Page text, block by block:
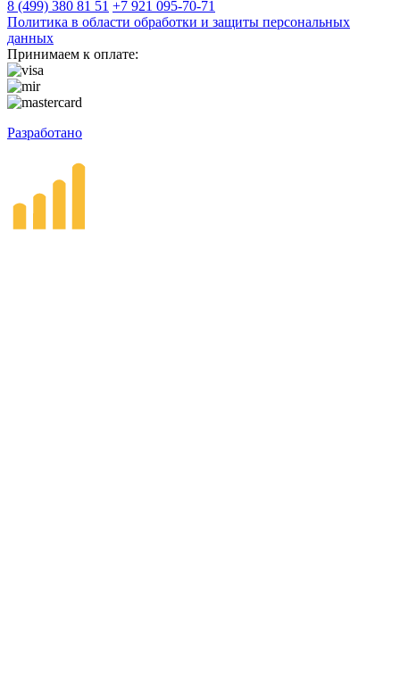
8 (499) 380 81 51 +7 921 095-70-71
Политика в области обработки и защиты персональных
данных
Принимаем к оплате:
Разработано